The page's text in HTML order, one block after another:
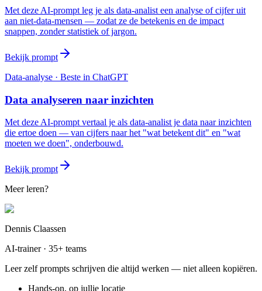
Met deze AI-prompt leg je als data-analist een analyse of cijfer uit
aan niet-data-mensen — zodat ze de betekenis en de impact
snappen, zonder statistiek of jargon.
Bekijk prompt
Data-analyse · Beste in ChatGPT
Data analyseren naar inzichten
Met deze AI-prompt vertaal je als data-analist je data naar inzichten
die ertoe doen — van cijfers naar het "wat betekent dit" en "wat
moeten we doen", onderbouwd.
Bekijk prompt
Meer leren?
Dennis Claassen
AI-trainer · 35+ teams
Leer zelf prompts schrijven die altijd werken — niet alleen kopiëren.
Hands-on, op jullie locatie